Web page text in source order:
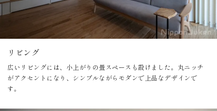
リビング
広いリビングには、小上がりの畳スペースも設けました。丸ニッチ
がアクセントになり、シンプルながらモダンで上品なデザインで
す。